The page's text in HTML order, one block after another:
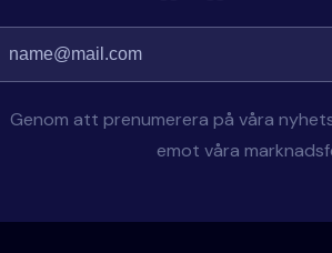
Genom att prenumerera på våra
emot våra